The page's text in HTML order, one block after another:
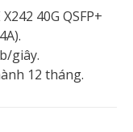
40G QSFP+
giây.
12 tháng.